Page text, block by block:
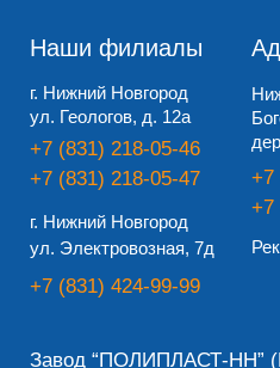
Разработано Дизайн-сайт.про